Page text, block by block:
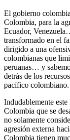
El gobierno
Colombia, para la
Ecuador,
transformado en el
dirigido a una
colombianas que
peruanas… y
detrás de los
pacífico colombiano.
Indudablemente
Colombia que se
no solamente
agresión externa
Colombia tienen